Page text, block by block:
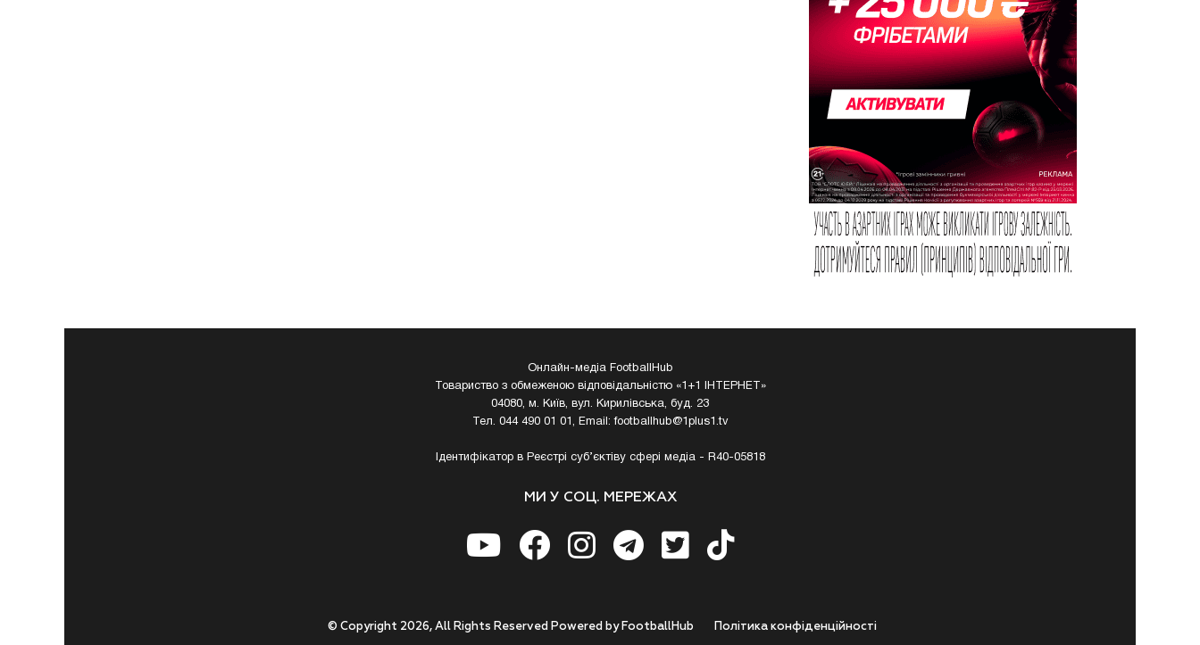
Онлайн-медіа FootballHub
Товариство з обмеженою відповідальністю «1+1 ІНТЕРНЕТ»
04080, м. Київ, вул. Кирилівська, буд. 23
Тел. 044 490 01 01, Email:footballhub@1plus1.tv
Ідентифікатор в Реєстрі суб’єктіву сфері медіа - R40-05818
МИ У СОЦ. МЕРЕЖАХ
Полiтика конфiденцiйностi
© Copyright 2026, All Rights Reserved Powered by FootballHub